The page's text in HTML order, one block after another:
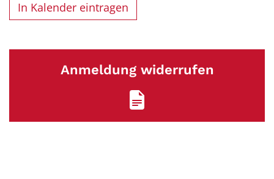
In Kalender eintragen
Anmeldung widerrufen